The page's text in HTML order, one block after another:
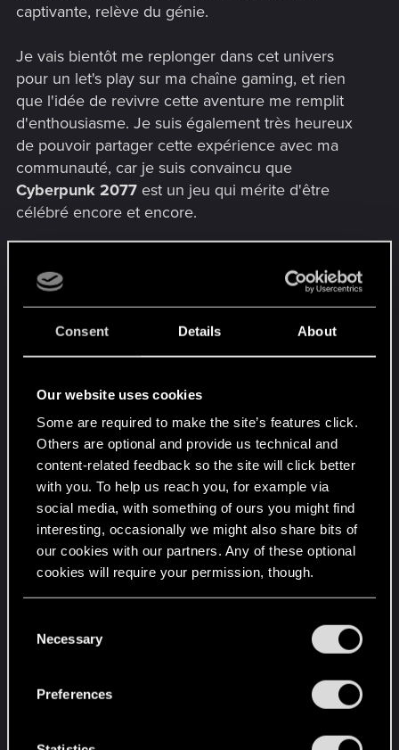
Consent Details About
Our website uses cookies
Some are required to make the site’s features click.
Others are optional and provide us technical and
content-related feedback so the site will click better
with you. To help us reach you, for example via
social media, with something of ours you might find
interesting, occasionally we might also share bits of
our cookies with our partners. Any of these optional
cookies will require your permission, though.
and tweak your preferences regarding them in the
Necessary
Preferences
captivante, relève du génie.
Je vais bientôt me replonger dans cet univers
pour un let's play sur ma chaîne gaming, et rien
que l'idée de revivre cette aventure me remplit
d'enthousiasme. Je suis également très heureux
de pouvoir partager cette expérience avec ma
communauté, car je suis convaincu que
Cyberpunk 2077 est un jeu qui mérite d'être
célébré encore et encore.
avoir créé un jeu aussi parfait. Vous avez élevé les
standards de l'industrie du jeu vidéo à un niveau
que je n'avais jamais imaginé. Votre passion, votre
vous suis infiniment reconnaissant.
S'il y a une suite à cette incroyable aventure, je
serai le premier à me plonger dedans, avec la
même admiration et le même enthousiasme.
Continuez de nous surprendre et de repousser les
limites du possible. Votre travail est une source
d'inspiration, et je suis convaincu que l'avenir
nous réserve encore de grandes choses de votre
Merci encore pour tout, et ne lâchez rien. Vous
avez créé quelque chose de vraiment spécial, et
je suis honoré d'avoir pu en faire l'expérience.